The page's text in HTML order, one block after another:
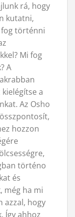
rá, hogy
kutatni,
történni
Mi fog
A
a
Az Osho
hozzon
történo
és
még ha mi
azzal, hogy
Így ahhoz